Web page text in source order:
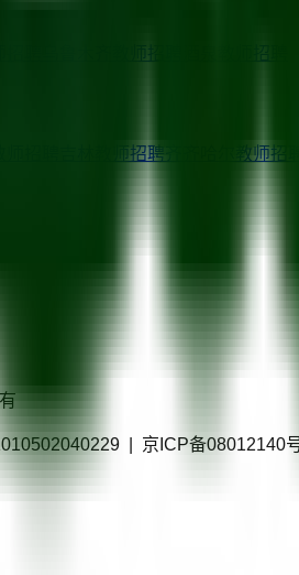
教师招聘
教师招聘
教师招聘
| 京ICP备